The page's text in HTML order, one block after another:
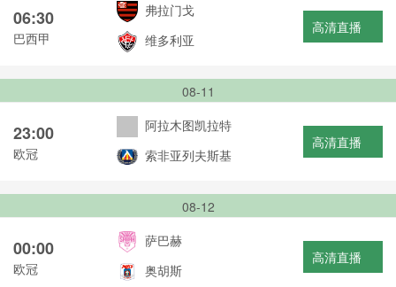
06:30
巴西甲
弗拉门戈
维多利亚
高清直播
08-11
23:00
欧冠
阿拉木图凯拉特
索非亚列夫斯基
高清直播
08-12
00:00
欧冠
萨巴赫
奥胡斯
高清直播